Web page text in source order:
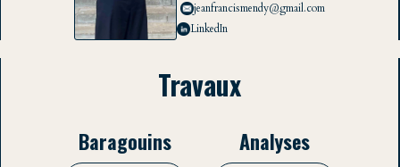
jeanfrancismendy@gmail.com
LinkedIn
Travaux
Analyses
Baragouins